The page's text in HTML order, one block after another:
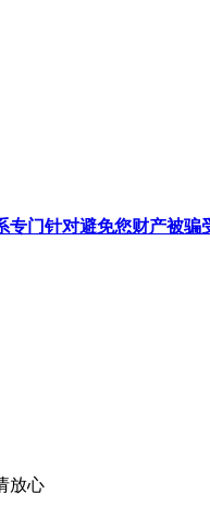
门针对避免您财产被骗
放心